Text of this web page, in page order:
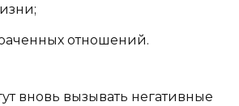
отношений.
вновь вызывать негативные